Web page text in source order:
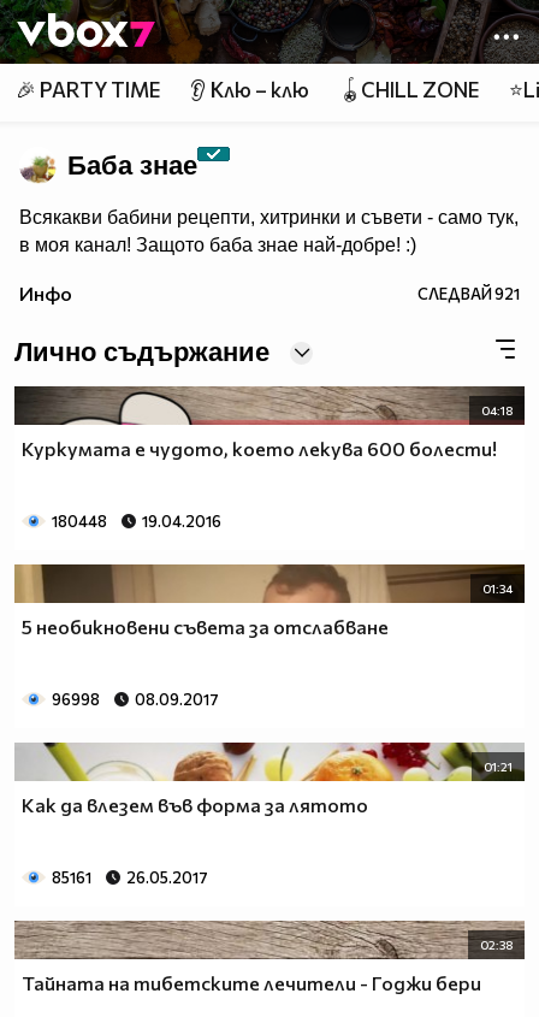
Member of
👾
🎉 PARTY TIME 👂 Клю – клю 🪀CHILL ZONE
Баба знае
Всякакви бабини рецепти, хитринки и съвети - само тук,
в моя канал! Защото баба знае най-добре! :)
Инфо СЛЕДВАЙ921
Лично съдържание
04:18
Куркумата е чудото, което лекува 600 болести!
180448 19.04.2016
01:34
5 необикновени съвета за отслабване
96998 08.09.2017
01:21
Как да влезем във форма за лятото
85161 26.05.2017
02:38
Тайната на тибетските лечители - Годжи бери